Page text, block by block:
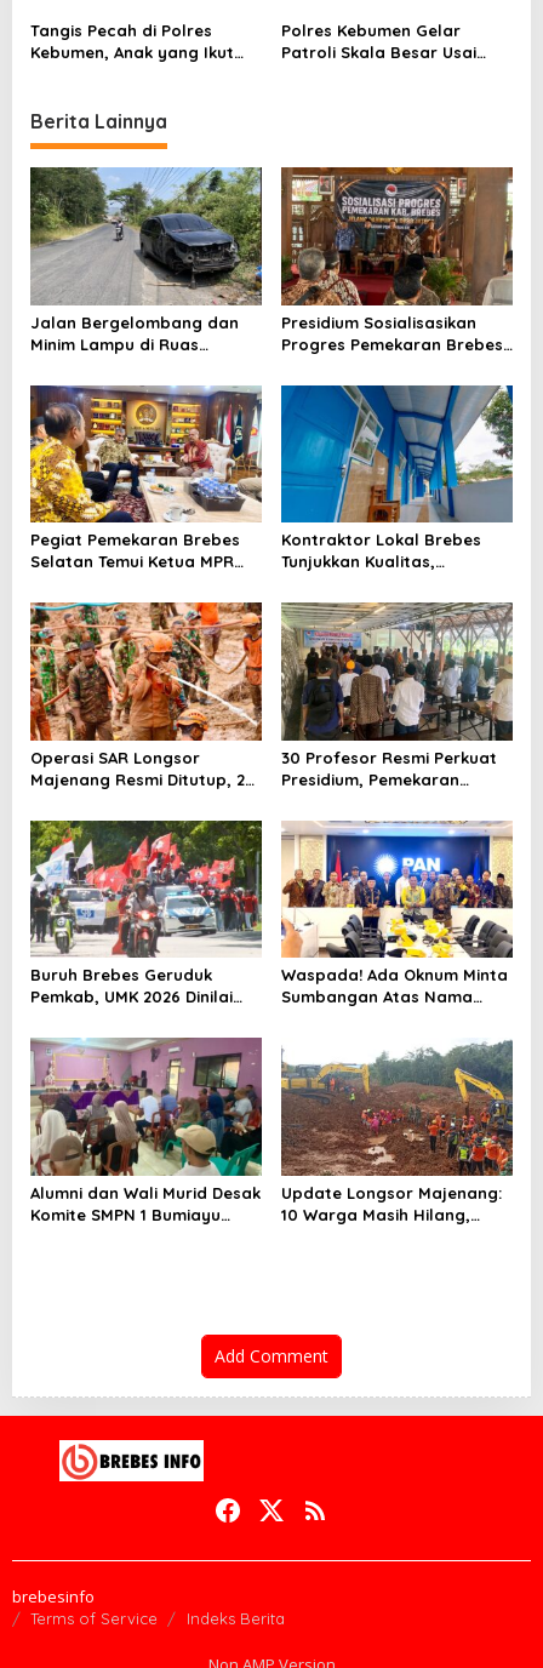
n
Ingatkan Makna Persatuan
Kejahatan
Tangis Pecah di Polres
Kebumen, Anak yang Ikut
Tua
Polres Kebumen Gelar
Patroli Skala Besar Usai
Berita Lainnya
Jalan Bergelombang dan
Minim Lampu di Ruas
Telan Korban, Innova
Hantam Pohon di
Bantarkawung
Presidium Sosialisasikan
Progres Pemekaran Brebes
Pansus DPRD Jateng Jadi
Tahap Berikutnya
Pegiat Pemekaran Brebes
Selatan Temui Ketua MPR
Dukungan Urus Berkas ke
Provinsi
Kontraktor Lokal Brebes
Tunjukkan Kualitas,
Negeri Brebes Rampung
Operasi SAR Longsor
Majenang Resmi Ditutup, 2
hingga Hari ke-10
30 Profesor Resmi Perkuat
Presidium, Pemekaran
Terbendung
Buruh Brebes Geruduk
Pemkab, UMK 2026 Dinilai
Waspada! Ada Oknum Minta
Sumbangan Atas Nama
Alumni dan Wali Murid Desak
Komite SMPN 1 Bumiayu
Update Longsor Majenang:
10 Warga Masih Hilang,
Add Comment
brebesinfo
Terms of Service Indeks Berita